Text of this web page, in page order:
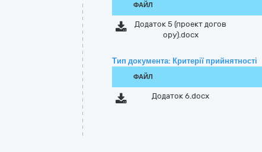
ФАЙЛ
Додаток 5 (проект догов
ору).docx
Тип документа: Критерії прийнятності
ФАЙЛ
Додаток 6.docx